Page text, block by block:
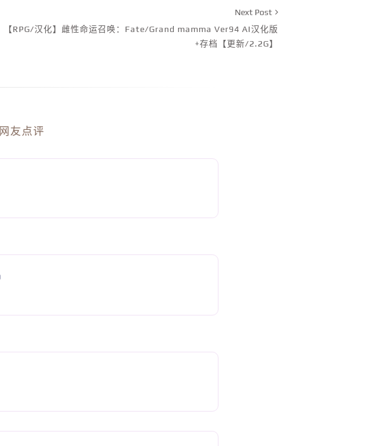
Next Post
【RPG/汉化】雌性命运召唤：Fate/Grand mamma Ver94 AI汉化版
+存档【更新/2.2G】
友点评